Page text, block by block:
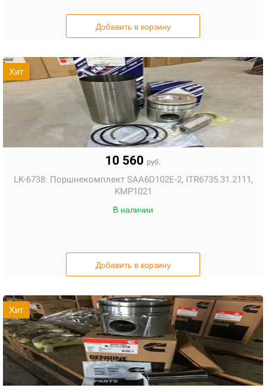
Добавить в корзину
Хит
10 560 руб.
LK-6738: Поршнекомплект SAA6D102E-2, ITR6735.31.2111,
KMP1021
В наличии
Добавить в корзину
Хит